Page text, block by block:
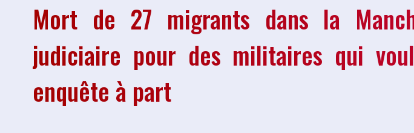
Mort de 27 migrants dans la
judiciaire pour des militaires qui
enquête à part